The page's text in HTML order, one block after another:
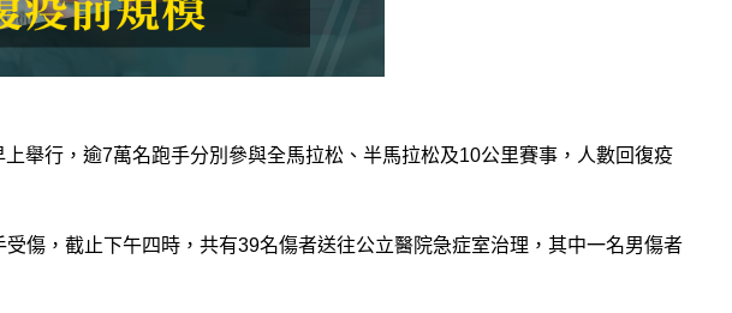
舉行，逾7萬名跑手分別參與全馬拉松、半馬拉松及10公里賽事，人數回復疫
傷，截止下午四時，共有39名傷者送往公立醫院急症室治理，其中一名男傷者